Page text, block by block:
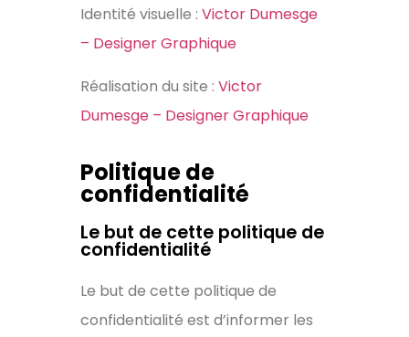
Identité visuelle : Victor Dumesge
– Designer Graphique
Réalisation du site : Victor
Dumesge – Designer Graphique
Politique de
confidentialité
Le but de cette politique de
confidentialité
Le but de cette politique de
confidentialité est d’informer les